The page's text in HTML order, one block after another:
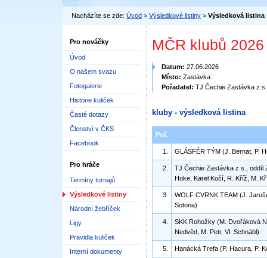
Nacházíte se zde: Úvod > Výsledkové listiny > Výsledková listina
Pro nováčky
Úvod
O našem svazu
Fotogalerie
Historie kuliček
Časté dotazy
Členství v ČKS
Facebook
Pro hráče
Termíny turnajů
Výsledkové listiny
Národní žebříček
Ligy
Pravidla kuliček
Interní dokumenty
MČR klubů
Datum: 27.06.2026
Místo: Zastávka
Pořadatel: TJ Čechie Zastávka
kluby - výsledková listina
Poř.
1. GLÁSFÉR TÝM (J. Bernat, P.
2.
TJ Čechie Zastávka z.s., oddíl
Hoke, Karel Kočí, R. Kříž, M.
3.
WOLF CVRNK TEAM (J.
Sotona)
4.
SKK Rohožky (M. Dvořáková
Nedvěd, M. Petr, Vl. Schnábl)
5. Hanácká Trefa (P. Hacura, P.